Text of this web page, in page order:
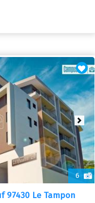
6
Next
97430 Le Tampon